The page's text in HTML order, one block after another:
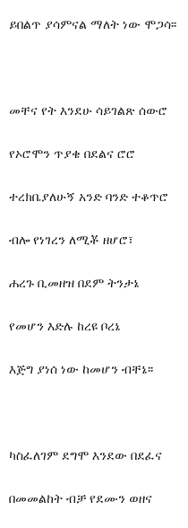
ይበልጥ ያሳምናል ማለት ነው ሞጋሳ፡፡
መቸና የት እንደሁ ሳይገልጽ ሰውሮ
የኦሮሞን ጥያቄ በደልና ሮሮ
ተረክቤያለሁኝ አንድ ባንድ ተቆጥሮ
ብሎ የነገረን ለሚቾ ዘሆሮ፣
ሐረጉ ቢመዘዝ በደም ትንታኔ
የመሆን እድሉ ከረዩ ቦረኔ
እጅግ ያነሰ ነው ከመሆን ብቸኔ፡፡
ካስፈለገም ደግሞ እንደው በደፈና
በመመልከት ብቻ የደሙን ወዘና